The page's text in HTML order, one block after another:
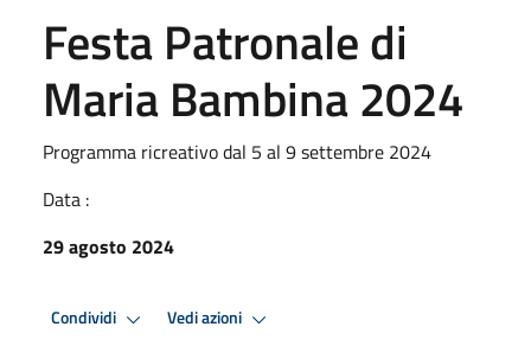
Festa Patronale di
Maria Bambina 2024
Programma ricreativo dal 5 al 9 settembre 2024
Data :
29 agosto 2024
Condividi Vedi azioni